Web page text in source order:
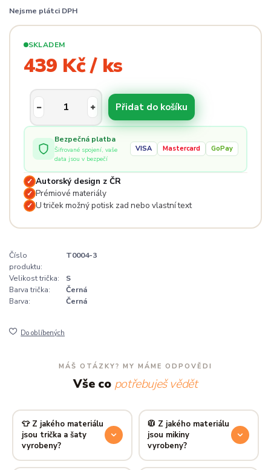
Nejsme plátci DPH
SKLADEM
439 Kč / ks
Přidat do košíku
Bezpečná platba
Šifrované spojení, vaše
data jsou v bezpečí
VISA Mastercard GoPay
✓ Autorský design z ČR
✓ Prémiové materiály
✓ U triček možný potisk zad nebo vlastní text
Číslo
produktu:
T0004-3
Velikost trička:
S
Barva trička:
Černá
Barva:
Černá
Do oblíbených
MÁŠ OTÁZKY? MY MÁME ODPOVĚDI
Vše co potřebuješ vědět
👕 Z jakého materiálu
jsou trička a šaty
vyrobeny?
Používáme prémiovou 100%
🧥 Z jakého materiálu
jsou mikiny
vyrobeny?
Mikiny šijeme ze směsi80 %